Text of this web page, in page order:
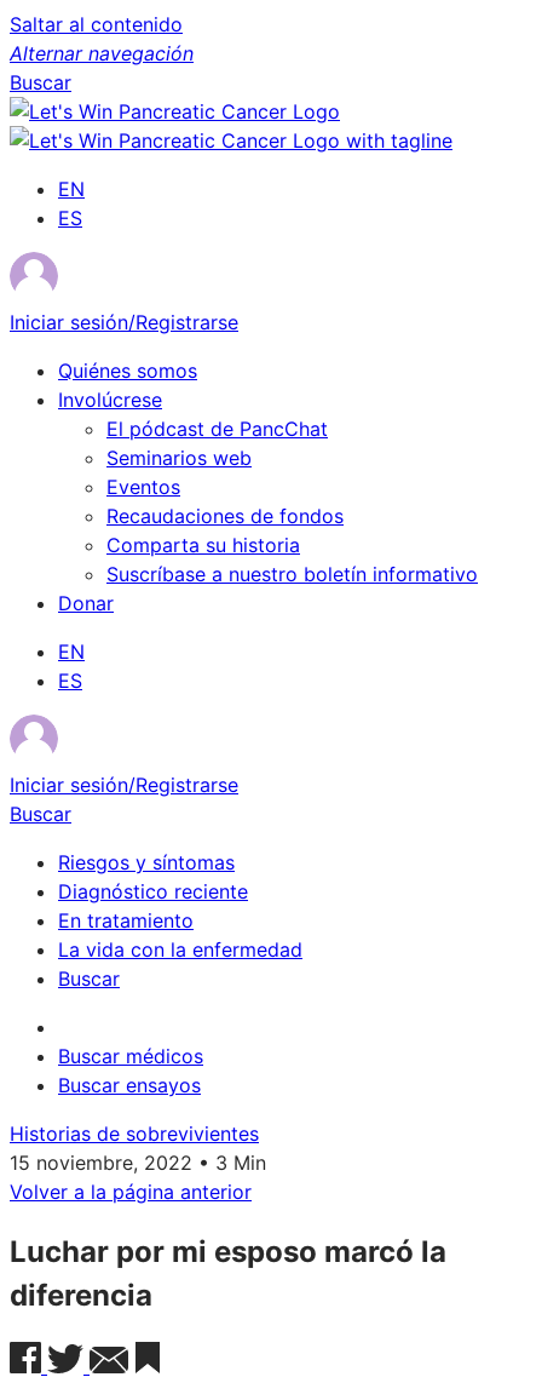
Saltar al contenido
Alternar navegación
Buscar
EN
ES
Iniciar sesión/Registrarse
Quiénes somos
Involúcrese
El pódcast de PancChat
Seminarios web
Eventos
Recaudaciones de fondos
Comparta su historia
Suscríbase a nuestro boletín informativo
Donar
EN
ES
Iniciar sesión/Registrarse
Buscar
Riesgos y síntomas
Diagnóstico reciente
En tratamiento
La vida con la enfermedad
Buscar
Buscar médicos
Buscar ensayos
Historias de sobrevivientes
15 noviembre, 2022 • 3 Min
Volver a la página anterior
Luchar por mi esposo marcó la
diferencia